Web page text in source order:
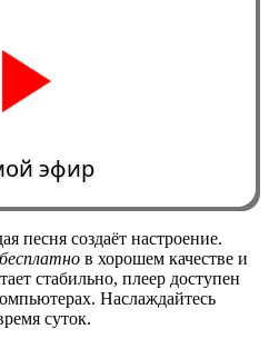
эфир
песня создаёт настроение.
в хорошем качестве и
стабильно, плеер доступен
Наслаждайтесь
суток.